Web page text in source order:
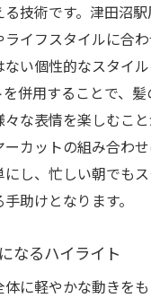
技術です。津田沼
イフスタイルに合
ない個性的なスタイ
併用することで、
な表情を楽しむこと
カットの組み合わ
し、忙しい朝でも
助けとなります。
なるハイライト
に軽やかな動きを